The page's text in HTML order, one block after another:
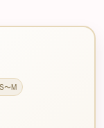
〜M